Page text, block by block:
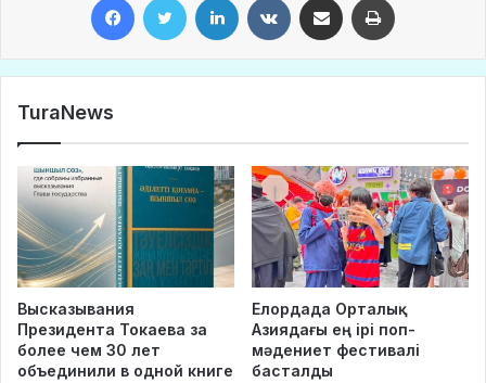
TuraNews
Высказывания
Президента Токаева за
более чем 30 лет
объединили в одной книге
Елордада Орталық
Азиядағы ең ірі поп-
мәдениет фестивалі
басталды